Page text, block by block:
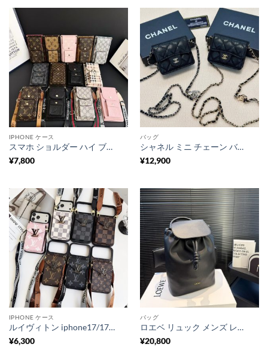
IPHONE ケース
スマホ ショルダー ハイ ブランド 人気 30 代～50 代 スマホ ショルダー ブランド gucci ヴィトン スマホ ショルダー カード入れ スマホ ショルダー かわいい メンズ/レディース
¥7,800
バッグ
シャネル ミニ チェーン バッグ ミニ ショルダー バッグ 人気 ブランド chanel 財布 キャビア スキン 斜 めがけ バッグ 小さめ ブランド 財布 機能 付き ショルダー バッグ ブランド
¥12,900
IPHONE ケース
ルイヴィトン iphone17/17proケース ヴィトン スマホ ショルダー iphoneケース カード収納 おしゃれ カードケース 付き iPhone16/16pro maxケース ブランド iphone15/14ケース 斜めがけ 人気ランキング
¥6,300
バッグ
ロエベ リュック メンズ レディース フラメンコ リュック ハイ ブランド メンズ loewe バックパック レザー ブランド リュック レディース リュック 大 容量 ブランド
¥20,800